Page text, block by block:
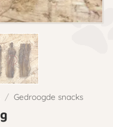
/ Gedroogde snacks